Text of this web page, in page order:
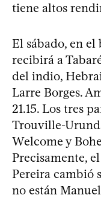
tiene altos
El sábado, en
recibirá a
del indio,
Larre Borges.
21.15. Los tres
Trouville-
Welcome y
Precisamente,
Pereira cambió
no están